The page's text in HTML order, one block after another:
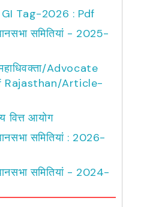
Tag-2026 : Pdf
समितियां - 2025-
Advocate
Rajasthan/Article-
वित्त आयोग
समितियां : 2026-
समितियां - 2024-